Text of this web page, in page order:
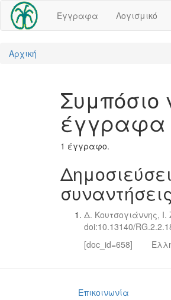
Έγγραφα Λογισμικό
Αρχική
Συμπόσιο
έγγραφα
1 έγγραφο.
συναντήσεις
Δ. Κουτσογιάννης,
doi:10.13140/
[doc_id=658]
Επικοινωνία